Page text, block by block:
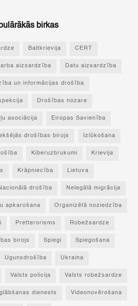
birkas
Baltkrievija CERT
aizsardzība Datu aizsardzība
un informācijas drošība
Drošības nozare
asociācija Eiropas Savienība
drošības birojs Izlūkošana
Kiberuzbrukumi Krievija
Krāpniecība Lietuva
drošība Nelegālā migrācija
apkarošana Organizētā noziedzība
Pretterorisms Robežsardze
birojs Spiegi Spiegošana
Ugunsdrošība Ukraina
Valsts policija Valsts robežsardze
dienests Videonovērošana